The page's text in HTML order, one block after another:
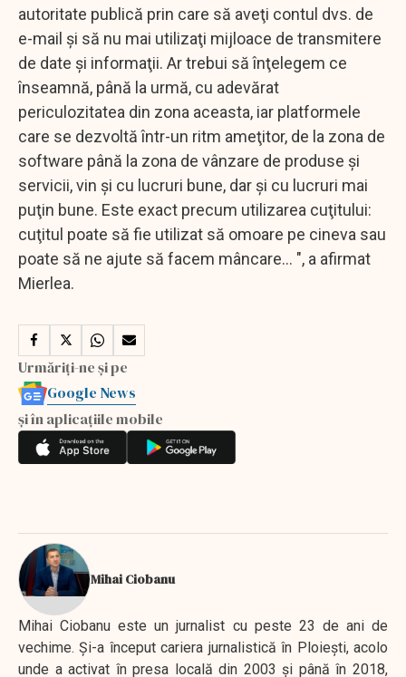
autoritate publică prin care să aveţi contul dvs. de
e-mail şi să nu mai utilizaţi mijloace de transmitere
de date şi informaţii. Ar trebui să înţelegem ce
înseamnă, până la urmă, cu adevărat
periculozitatea din zona aceasta, iar platformele
care se dezvoltă într-un ritm ameţitor, de la zona de
software până la zona de vânzare de produse şi
servicii, vin şi cu lucruri bune, dar şi cu lucruri mai
puţin bune. Este exact precum utilizarea cuţitului:
cuţitul poate să fie utilizat să omoare pe cineva sau
poate să ne ajute să facem mâncare... ", a afirmat
Mierlea.
Urmăriți-ne și pe
Google News
și în aplicațiile mobile
Mihai Ciobanu
Mihai Ciobanu este un jurnalist cu peste 23 de ani de
vechime. Şi-a început cariera jurnalistică în Ploieşti, acolo
unde a activat în presa locală din 2003 şi până în 2018,